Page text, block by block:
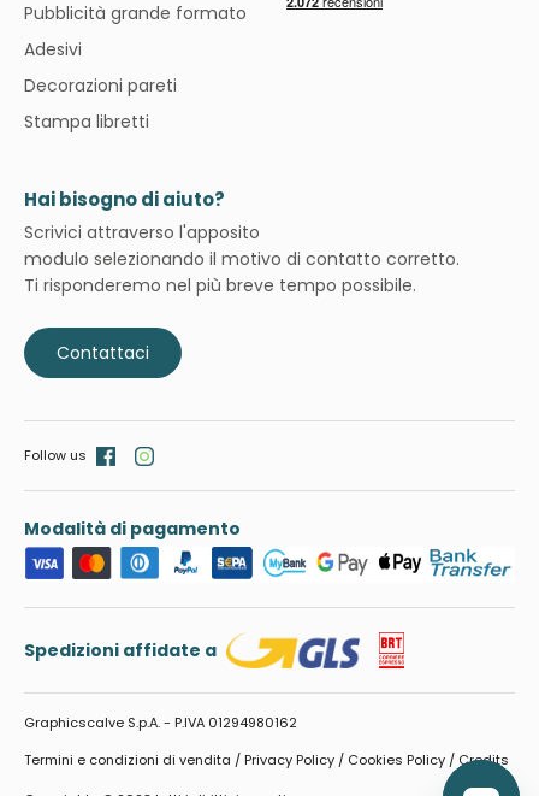
Pubblicità grande formato
Adesivi
Decorazioni pareti
Stampa libretti
Hai bisogno di aiuto?
Scrivici attraverso l'apposito
modulo selezionando il motivo di contatto corretto.
Ti risponderemo nel più breve tempo possibile.
Contattaci
Modalità di pagamento
Spedizioni affidate a
Graphicscalve S.p.A. - P.IVA 01294980162
Termini e condizioni di vendita / Privacy Policy / Cookies Policy / Credits
Follow us